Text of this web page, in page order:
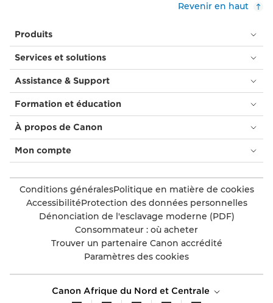
Revenir en haut
Produits
Services et solutions
Assistance & Support
Formation et éducation
À propos de Canon
Mon compte
Conditions généralesPolitique en matière de cookies
AccessibilitéProtection des données personnelles
Dénonciation de l'esclavage moderne (PDF)
Consommateur : où acheter
Trouver un partenaire Canon accrédité
Paramètres des cookies
Canon Afrique du Nord et Centrale